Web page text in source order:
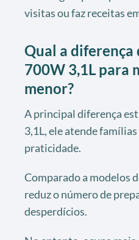
visitas ou faz receitas
Qual a
700W 3,1L para
menor?
A principal diferença
3,1L, ele atende
praticidade.
Comparado a modelos
reduz o número de
desperdícios.